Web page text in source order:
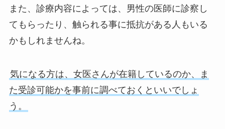
また、診療内容によっては、男性の医師に診察し
てもらったり、触られる事に抵抗がある人もいる
かもしれませんね。
気になる方は、女医さんが在籍しているのか、ま
た受診可能かを事前に調べておくといいでしょ
う。